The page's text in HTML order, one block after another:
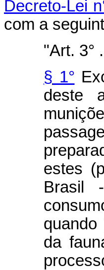
Decreto-Lei
com a
"Art. 3°
§ 1°
deste
estes
Brasil
quando
da